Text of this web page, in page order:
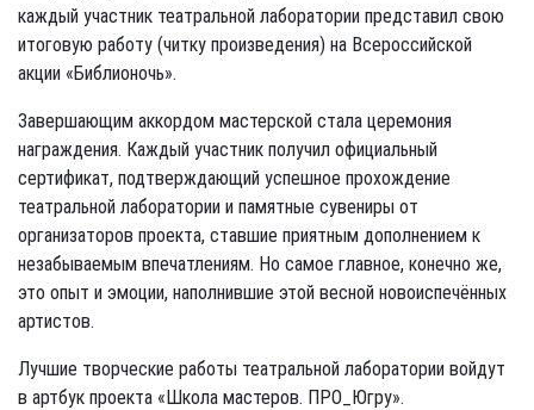
каждый участник театральной лаборатории представил свою
итоговую работу (читку произведения) на Всероссийской
акции «Библионочь».
Завершающим аккордом мастерской стала церемония
награждения. Каждый участник получил официальный
сертификат, подтверждающий успешное прохождение
театральной лаборатории и памятные сувениры от
организаторов проекта, ставшие приятным дополнением к
незабываемым впечатлениям. Но самое главное, конечно же,
это опыт и эмоции, наполнившие этой весной новоиспечённых
артистов.
Лучшие творческие работы театральной лаборатории войдут
в артбук проекта «Школа мастеров. ПРО_Югру».